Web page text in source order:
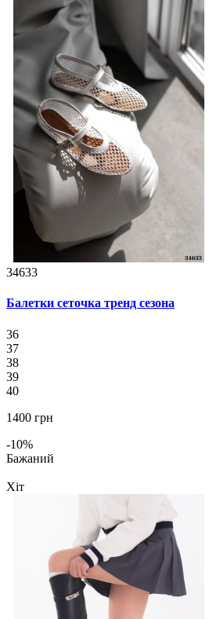
34633
Балетки сеточка тренд сезона
36
37
38
39
40
1400 грн
-10%
Бажаний
Хіт